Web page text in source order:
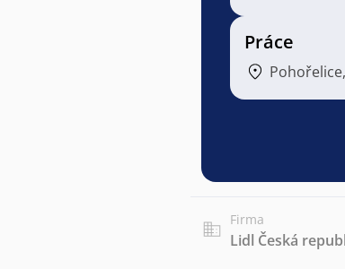
Práce
Firma
Lidl Česká